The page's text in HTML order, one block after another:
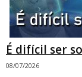
É difícil ser
08/07/2026